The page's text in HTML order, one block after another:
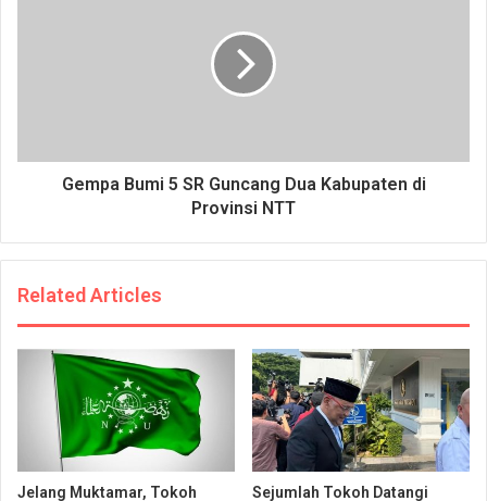
Gempa Bumi 5 SR Guncang Dua Kabupaten di
Provinsi NTT
Related Articles
Jelang Muktamar, Tokoh Sejumlah Tokoh Datangi